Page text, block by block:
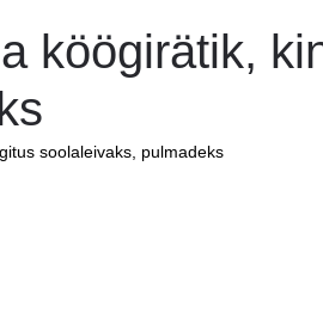
köögirätik,
soolaleivaks, pulmadeks